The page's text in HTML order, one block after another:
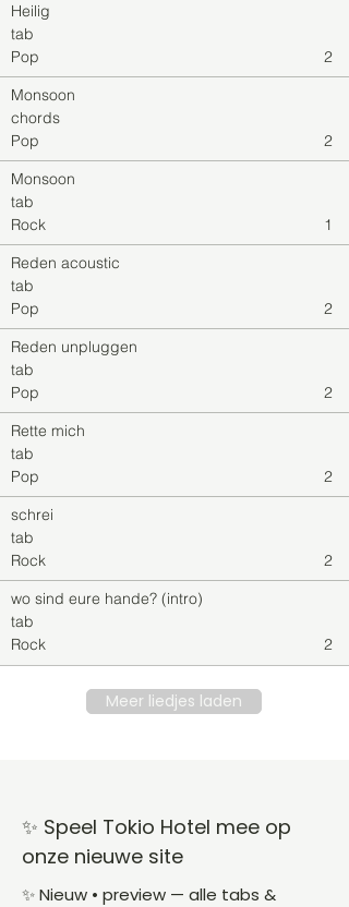
Heilig
tab
Pop
2
Monsoon
chords
Pop
2
Monsoon
tab
Rock
1
Reden acoustic
tab
Pop
2
Reden unpluggen
tab
Pop
2
Rette mich
tab
Pop
2
schrei
tab
Rock
2
wo sind eure hande? (intro)
tab
Rock
2
Meer liedjes laden
✨ Speel Tokio Hotel mee op
onze nieuwe site
✨ Nieuw • preview — alle tabs &